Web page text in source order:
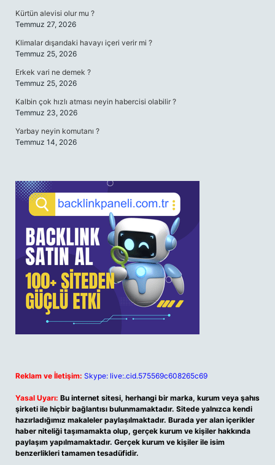
Kürtün alevisi olur mu ?
Temmuz 27, 2026
Klimalar dışarıdaki havayı içeri verir mi ?
Temmuz 25, 2026
Erkek vari ne demek ?
Temmuz 25, 2026
Kalbin çok hızlı atması neyin habercisi olabilir ?
Temmuz 23, 2026
Yarbay neyin komutanı ?
Temmuz 14, 2026
Reklam ve İletişim: Skype: live:.cid.575569c608265c69
Yasal Uyarı: Bu internet sitesi, herhangi bir marka, kurum veya şahıs
şirketi ile hiçbir bağlantısı bulunmamaktadır. Sitede yalnızca kendi
hazırladığımız makaleler paylaşılmaktadır. Burada yer alan içerikler
haber niteliği taşımamakta olup, gerçek kurum ve kişiler hakkında
paylaşım yapılmamaktadır. Gerçek kurum ve kişiler ile isim
benzerlikleri tamamen tesadüfidir.